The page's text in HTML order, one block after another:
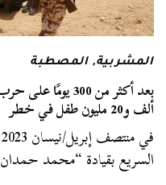
المشربية,المصطبة
ألف و20 مليون طفل في خطر
السريع بقيادة “محمد